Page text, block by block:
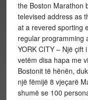
the Boston Marathon
televised address as
at a revered sporting
regular programming
YORK CITY – Një çift
vetëm disa hapa me
Bostonit të hënën,
një fëmijë 8 vjeçarë
shumë se 100